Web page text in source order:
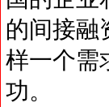
的间接融
样一个需
功。